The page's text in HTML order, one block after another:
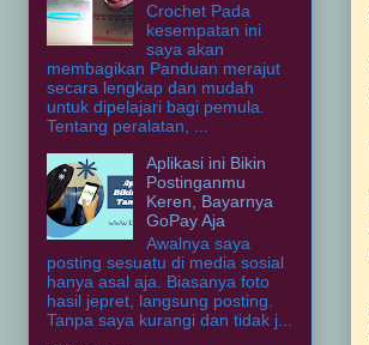
Crochet Pada
kesempatan ini
saya akan
membagikan Panduan merajut
secara lengkap dan mudah
untuk dipelajari bagi pemula.
Tentang peralatan, ...
Aplikasi ini Bikin
Postinganmu
Keren, Bayarnya
GoPay Aja
Awalnya saya
posting sesuatu di media sosial
hanya asal aja. Biasanya foto
hasil jepret, langsung posting.
Tanpa saya kurangi dan tidak j...